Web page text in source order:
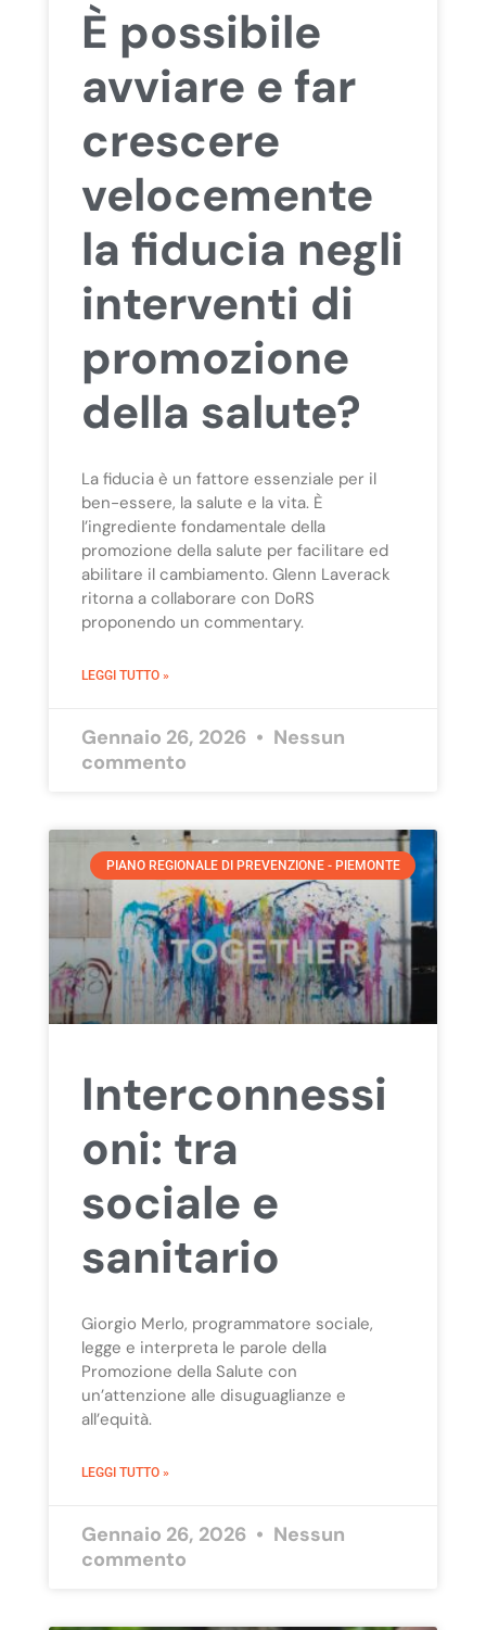
È possibile
avviare e far
crescere
velocemente
la fiducia negli
interventi di
promozione
della salute?
La fiducia è un fattore essenziale per il
ben-essere, la salute e la vita. È
l’ingrediente fondamentale della
promozione della salute per facilitare ed
abilitare il cambiamento. Glenn Laverack
ritorna a collaborare con DoRS
proponendo un commentary.
LEGGI TUTTO »
Gennaio 26, 2026
Nessun
commento
PIANO REGIONALE DI PREVENZIONE - PIEMONTE
Interconnessi
oni: tra
sociale e
sanitario
Giorgio Merlo, programmatore sociale,
legge e interpreta le parole della
Promozione della Salute con
un’attenzione alle disuguaglianze e
all’equità.
LEGGI TUTTO »
Gennaio 26, 2026
Nessun
commento